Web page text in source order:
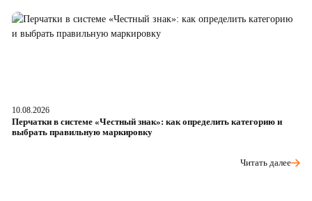
10.08.2026
Перчатки в системе «Честный знак»: как определить категорию и
выбрать правильную маркировку
Читать далее